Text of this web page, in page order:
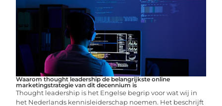
Waarom thought leadership de belangrijkste online
marketingstrategie van dit decennium is
Thought leadership is het Engelse begrip voor wat wij in
het Nederlands kennisleiderschap noemen. Het beschrijft